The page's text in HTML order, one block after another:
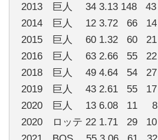
2013 巨人 34 3.13 148 43
2014 巨人 12 3.72 66 14
2015 巨人 60 1.32 60 21
2016 巨人 63 2.66 55 22
2018 巨人 49 4.64 54 27
2019 巨人 43 2.61 55 17
2020 巨人 13 6.08 11 8
2020 ロッテ 22 1.71 29 10